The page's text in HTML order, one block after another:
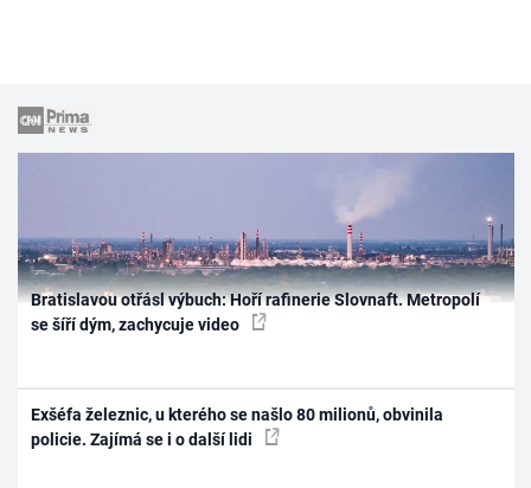
Bratislavou otřásl výbuch: Hoří rafinerie Slovnaft. Metropolí
se šíří dým, zachycuje video
Exšéfa železnic, u kterého se našlo 80 milionů, obvinila
policie. Zajímá se i o další lidi